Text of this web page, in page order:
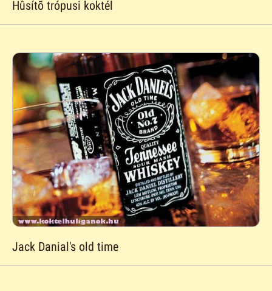
Hûsítõ trópusi koktél
Jack Danial's old time